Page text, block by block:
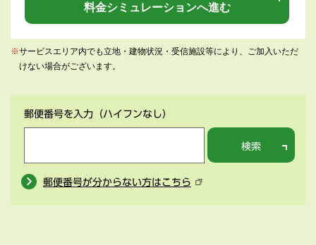
料金シミュレーションへ進む
※サービスエリア内でも立地・建物状況・受信施設等により、ご加入いただ
けない場合がございます。
郵便番号を入力 （ハイフンなし）
検索
郵便番号が分からない方はこちら